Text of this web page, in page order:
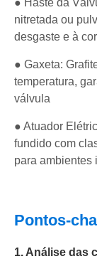
● Haste da
nitretada ou
desgaste e à
● Gaxeta:
temperatura,
válvula
● Atuador
fundido com
para ambientes
Pontos-
1. Análise das